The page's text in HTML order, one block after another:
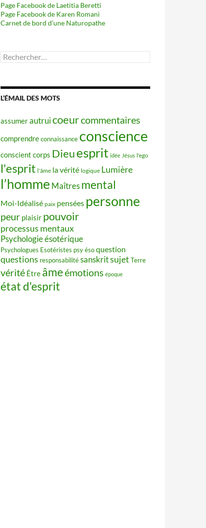
Page Facebook de Laetitia Beretti
Page Facebook de Karen Romani
Carnet de bord d’une Naturopathe
Rechercher :
L’ÉMAIL DES MOTS
assumerautruicoeurcommentaires
comprendreconnaissance conscience
conscient corps Dieuesprit idée Jésus l'ego
l'esprit l'âme la vérité logique Lumière
l’homme Maîtres mental
Moi-Idéalisé paix pensées personne
peur plaisir pouvoir
processus mentaux
Psychologie ésotérique
Psychologues Esotéristes psy ésoquestion
questions responsabilitésanskritsujet Terre
vérité Être âmeémotions époque
état d'esprit